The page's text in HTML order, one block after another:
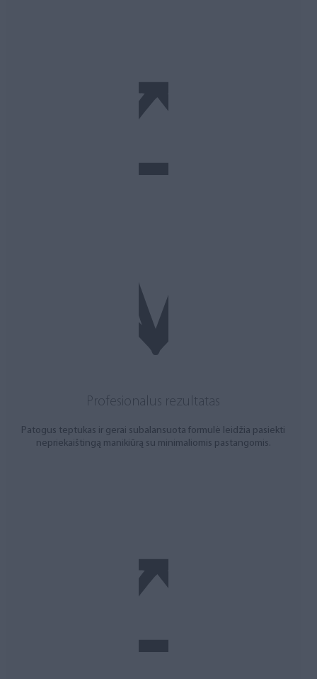
Profesionalus rezultatas
Patogus teptukas ir gerai subalansuota formulė leidžia pasiekti
nepriekaištingą manikiūrą su minimaliomis pastangomis.